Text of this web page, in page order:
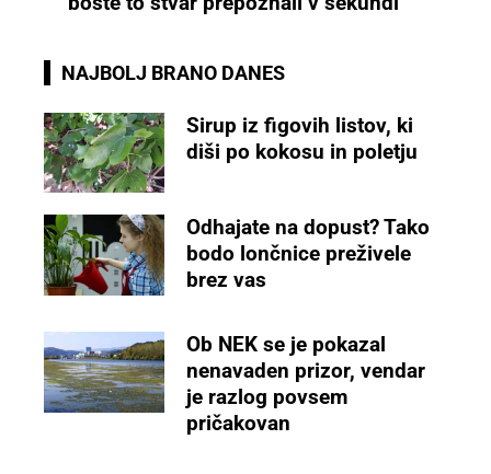
NAJBOLJ BRANO DANES
Sirup iz figovih listov, ki
diši po kokosu in poletju
Odhajate na dopust? Tako
bodo lončnice preživele
brez vas
Ob NEK se je pokazal
nenavaden prizor, vendar
je razlog povsem
pričakovan